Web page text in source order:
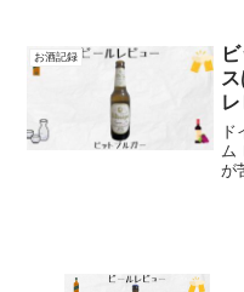
お酒記録
ム
が